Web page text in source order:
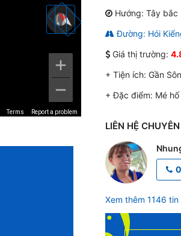
Terms Report a problem
Hướng: Tây bắc
Đường: Hói
Giá thị trường:
+ Tiện ích: Gần
+ Đặc điểm: Mé
LIÊN HỆ
Xem thêm 1146